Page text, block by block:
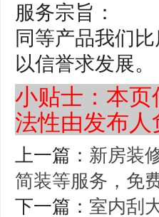
服务宗旨：
同等产品我们
以信誉求发展。
小贴士：本
法性由发布
上一篇： 新房装
简装等服务，免
下一篇： 室内刮